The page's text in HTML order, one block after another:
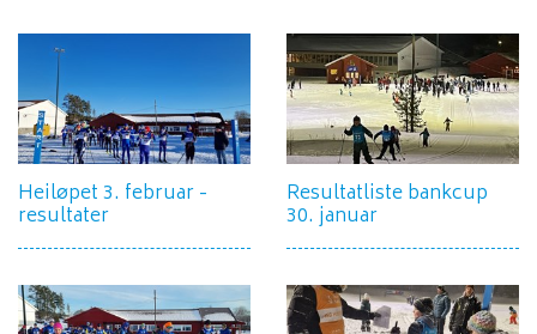
Heiløpet 3. februar -
resultater
Resultatliste bankcup
30. januar